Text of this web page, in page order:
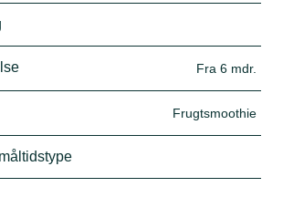
Fra 6 mdr.
Frugtsmoothie